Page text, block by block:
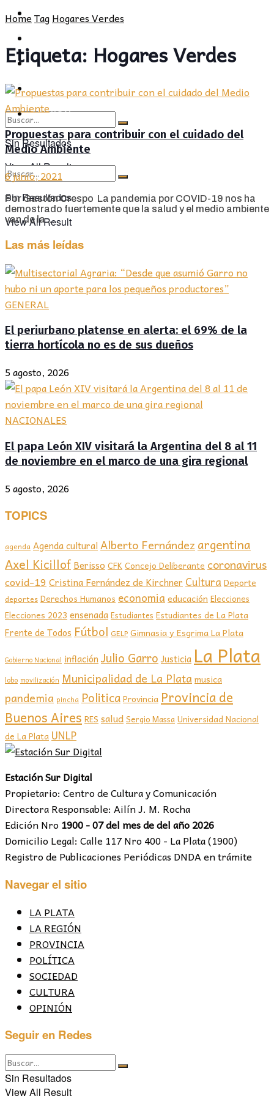
CULTURA
Sin Resultados
View All Result
PROVINCIA
SOCIEDAD
CULTURA
OPINIÓN
Sin Resultados
View All Result
HomeTagHogares Verdes
Etiqueta: Hogares Verdes
Propuestas para contribuir con el cuidado del
Medio Ambiente
6 junio, 2021
Por Gastón Crespo La pandemia por COVID-19 nos ha
demostrado fuertemente que la salud y el medio ambiente
van de la ...
Las más leídas
GENERAL
El periurbano platense en alerta: el 69% de la
tierra hortícola no es de sus dueños
5 agosto, 2026
NACIONALES
El papa León XIV visitará la Argentina del 8 al 11
de noviembre en el marco de una gira regional
5 agosto, 2026
TOPICS
agenda Agenda culturalAlberto Fernández argentina
Axel Kicillof Berisso CFKConcejo Deliberante coronavirus
covid-19 Cristina Fernández de Kirchner Cultura Deporte
deportes Derechos Humanos economia educación Elecciones
Elecciones 2023 ensenada Estudiantes Estudiantes de La Plata
Frente de Todos Fútbol GELP Gimnasia y Esgrima La Plata
Gobierno Nacional inflación Julio Garro Justicia La Plata
lobo movilización Municipalidad de La Plata musica
pandemia pincha PoliticaProvincia Provincia de
Buenos Aires RES saludSergio MassaUniversidad Nacional
de La Plata UNLP
Estación Sur Digital
Propietario: Centro de Cultura y Comunicación
Directora Responsable: Ailín J. M. Rocha
Edición Nro 1900 - 07 del mes de del año 2026
Domicilio Legal: Calle 117 Nro 400 - La Plata (1900)
Registro de Publicaciones Periódicas DNDA en trámite
Navegar el sitio
LA PLATA
LA REGIÓN
PROVINCIA
POLÍTICA
SOCIEDAD
CULTURA
OPINIÓN
Seguir en Redes
Sin Resultados
View All Result